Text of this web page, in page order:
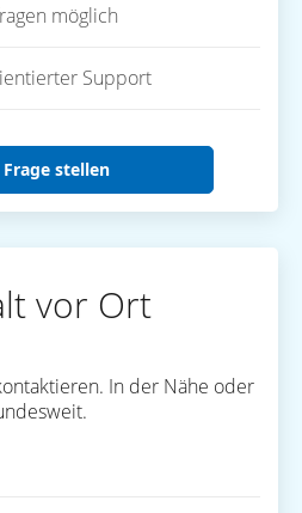
möglich
Support
Frage stellen
vor Ort
In der Nähe oder